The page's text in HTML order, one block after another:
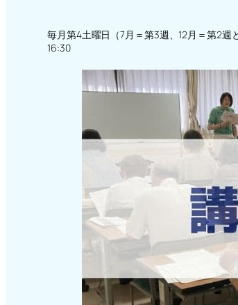
毎月第4土曜日（7月＝第3週、12月＝第2週
16:30